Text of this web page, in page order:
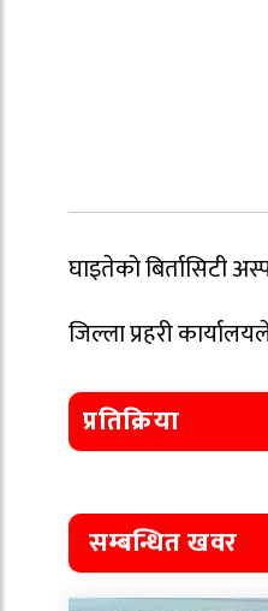
घाइतेको बिर्तासिटी
जिल्ला प्रहरी
प्रतिक्रिया
सम्बन्धित खवर